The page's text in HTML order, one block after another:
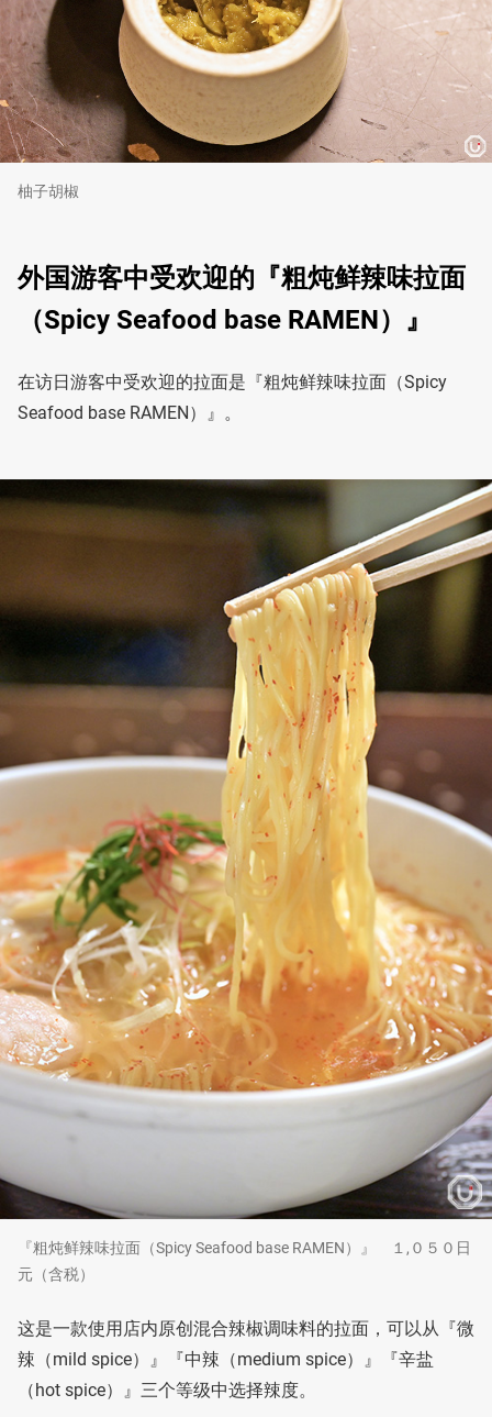
柚子胡椒
外国游客中受欢迎的『粗炖鲜辣味拉面
（Spicy Seafood base RAMEN）』
在访日游客中受欢迎的拉面是『粗炖鲜辣味拉面（Spicy
Seafood base RAMEN）』。
『粗炖鲜辣味拉面（Spicy Seafood base RAMEN）』 １,０５０日
元（含税）
这是一款使用店内原创混合辣椒调味料的拉面，可以从『微
辣（mild spice）』『中辣（medium spice）』『辛盐
（hot spice）』三个等级中选择辣度。